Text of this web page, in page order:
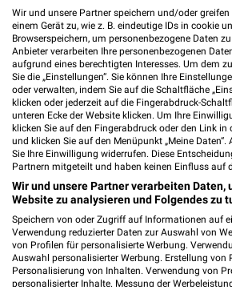
295,82 km
Tchibo Filiale mit Kaffee
Sophienblatt 20
24103 Kiel
Heute geschlossen
294,83 km • Angebote: 5
H&M Kiel
Sophienblatt 20
24103 Kiel
Heute geschlossen
Wir und unsere Partner speichern und/oder
einem Gerät zu, wie z. B. eindeutige IDs in cookie
Browserspeichern, um personenbezogene Daten
Anbieter verarbeiten Ihre personenbezogenen
aufgrund eines berechtigten Interesses. Um dem
Sie die „Einstellungen“. Sie können Ihre
oder verwalten, indem Sie auf die Schaltfläche
klicken oder jederzeit auf die Fingerabdruck-
unteren Ecke der Website klicken. Um Ihre
klicken Sie auf den Fingerabdruck oder den Link in
und klicken Sie auf den Menüpunkt „Meine Daten“.
Sie Ihre Einwilligung widerrufen. Diese
Partnern mitgeteilt und haben keinen Einfluss auf
Wir und unsere Partner verarbeiten Daten,
Website zu analysieren und Folgendes zu
Speichern von oder Zugriff auf Informationen auf
Verwendung reduzierter Daten zur Auswahl von
von Profilen für personalisierte Werbung.
Auswahl personalisierter Werbung. Erstellung von
Personalisierung von Inhalten. Verwendung von
personalisierter Inhalte. Messung der